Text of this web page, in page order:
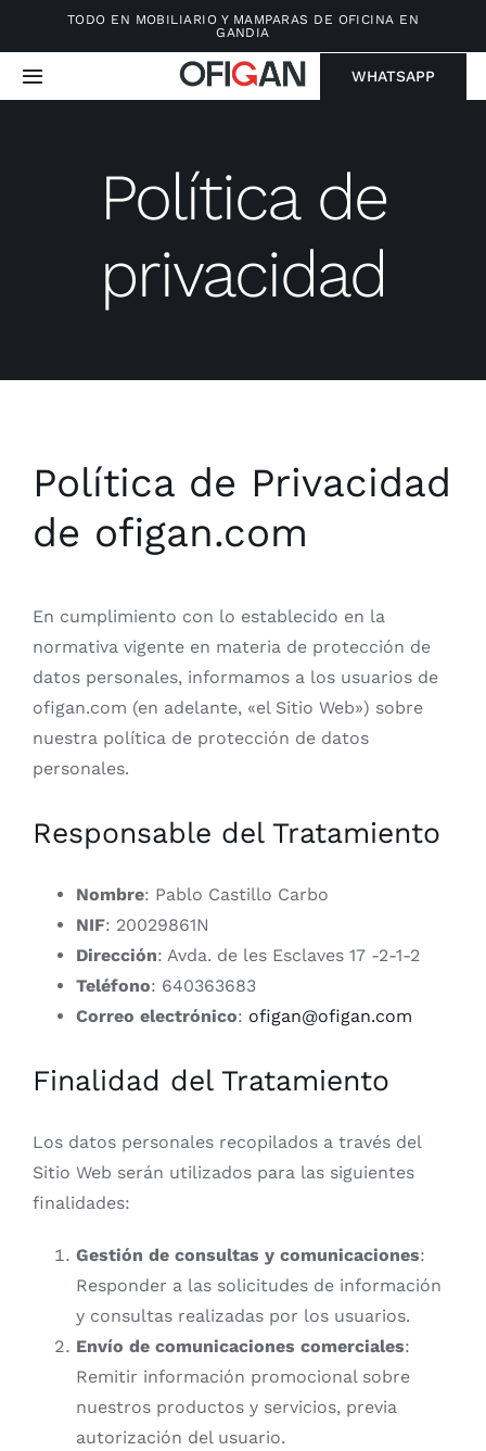
contenido
TODO EN MOBILIARIO Y MAMPARAS DE OFICINA EN
GANDIA
Toggle
Nosotros
Servicios
WHATSAPP
Política de
privacidad
Política de Privacidad
de ofigan.com
En cumplimiento con lo establecido en la
normativa vigente en materia de protección de
datos personales, informamos a los usuarios de
ofigan.com (en adelante, «el Sitio Web») sobre
nuestra política de protección de datos
personales.
Responsable del Tratamiento
Nombre: Pablo Castillo Carbo
NIF: 20029861N
Dirección: Avda. de les Esclaves 17 -2-1-2
Teléfono: 640363683
Correo electrónico: ofigan@ofigan.com
Finalidad del Tratamiento
Los datos personales recopilados a través del
Sitio Web serán utilizados para las siguientes
finalidades:
Gestión de consultas y comunicaciones:
Responder a las solicitudes de información
y consultas realizadas por los usuarios.
Envío de comunicaciones comerciales:
Remitir información promocional sobre
nuestros productos y servicios, previa
autorización del usuario.